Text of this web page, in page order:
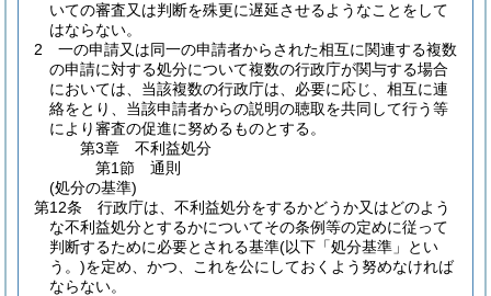
いての審査又は判断を殊更に遅延させるようなことをして
はならない。
2
一の申請又は同一の申請者からされた相互に関連する複数
の申請に対する処分について複数の行政庁が関与する場合
においては、当該複数の行政庁は、必要に応じ、相互に連
絡をとり、当該申請者からの説明の聴取を共同して行う等
により審査の促進に努めるものとする。
第3章
不利益処分
第1節
通則
(処分の基準)
第12条
行政庁は、不利益処分をするかどうか又はどのよう
な不利益処分とするかについてその条例等の定めに従って
判断するために必要とされる基準(以下「処分基準」とい
う。)を定め、かつ、これを公にしておくよう努めなければ
ならない。